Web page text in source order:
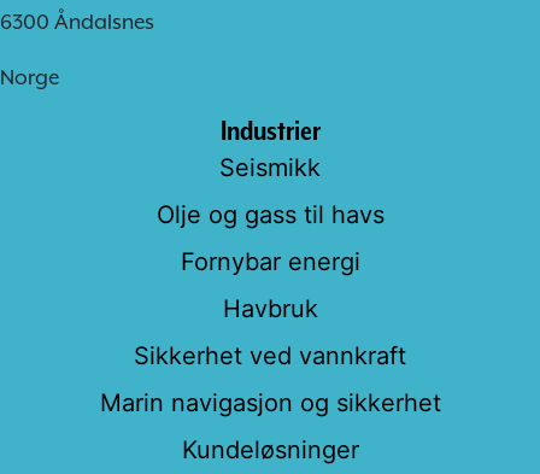
6300 Åndalsnes
Norge
Industrier
Seismikk
Olje og gass til havs
Fornybar energi
Havbruk
Sikkerhet ved vannkraft
Marin navigasjon og sikkerhet
Kundeløsninger